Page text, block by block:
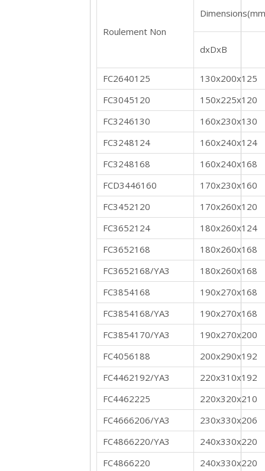
Roulement Non
dxDxB
FC2640125
130x200x125
FC3045120
150x225x120
FC3246130
160x230x130
FC3248124
160x240x124
FC3248168
160x240x168
FCD3446160
170x230x160
FC3452120
170x260x120
FC3652124
180x260x124
FC3652168
180x260x168
FC3652168/YA3
180x260x168
FC3854168
190x270x168
FC3854168/YA3
190x270x168
FC3854170/YA3
190x270x200
FC4056188
200x290x192
FC4462192/YA3
220x310x192
FC4462225
220x320x210
FC4666206/YA3
230x330x206
FC4866220/YA3
240x330x220
FC4866220
240x330x220